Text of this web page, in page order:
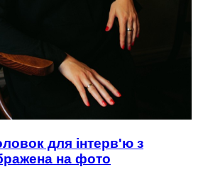
для інтерв'ю з
на фото